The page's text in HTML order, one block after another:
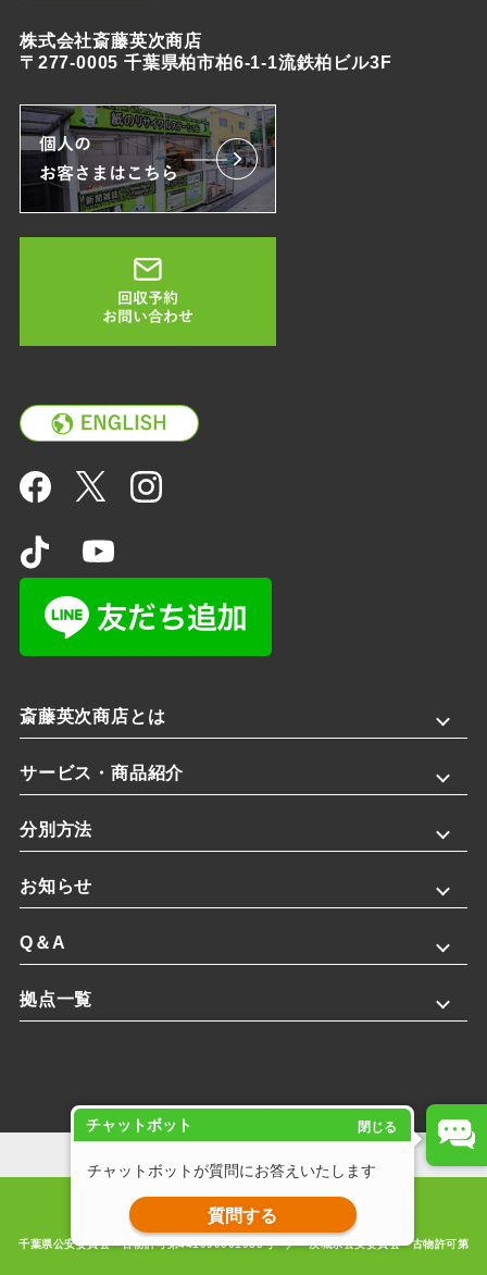
株式会社斎藤英次商店
〒277-0005 千葉県柏市柏6-1-1流鉄柏ビル3F
斎藤英次商店とは
サービス・商品紹介
分別方法
お知らせ
Q＆A
拠点一覧
Copyright © 2025 株式会社斎藤英次商店. All rights reserved.
千葉県公安委員会 古物許可第441090001933号 ／ 茨城県公安委員会 古物許可第
チャットボット 閉じる
チャットボットが質問にお答えいたします
質問する